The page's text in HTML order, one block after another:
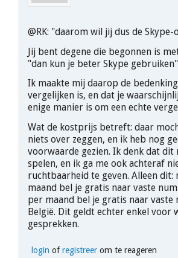
@RK: "daarom wil jij dus de
Jij bent degene die begonnen is
"dan kun je beter Skype
Ik maakte mij daarop de
vergelijken is, en dat je
enige manier is om een echte
Wat de kostprijs betreft: daar
niets over zeggen, en ik heb nog
voorwaarde gezien. Ik denk dat
spelen, en ik ga me ook achteraf
ruchtbaarheid te geven. Alleen
maand bel je gratis naar vaste
per maand bel je gratis naar
België. Dit geldt echter enkel
gesprekken.
login ofregistreerom te reageren